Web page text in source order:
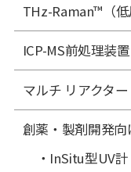
THz-Raman™（低
ICP-MS前処理装置
マルチ リアクタ
創薬・製剤開発向
InSitu型UV